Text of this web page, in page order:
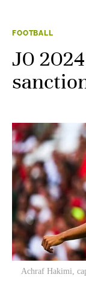
FOOTBALL
J0
Achraf Hakimi,